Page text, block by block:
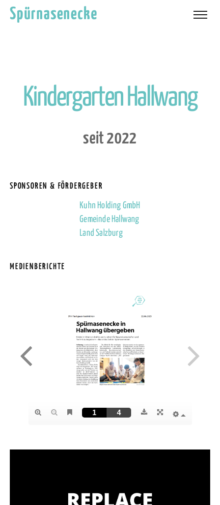
Spürnasenecke
KindergartenHallwang
seit 2022
SPONSOREN & FÖRDERGEBER
Kuhn Holding GmbH
Gemeinde Hallwang
Land Salzburg
MEDIENBERICHTE